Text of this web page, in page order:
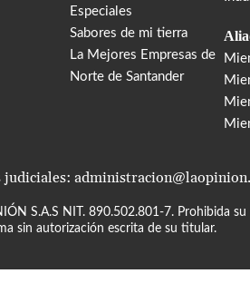
Especiales
Sabores de mi tierra
La Mejores Empresas de
Norte de Santander
S.A.S NIT. 890.502.801-7. Prohibida
sin autorización escrita de su titular.